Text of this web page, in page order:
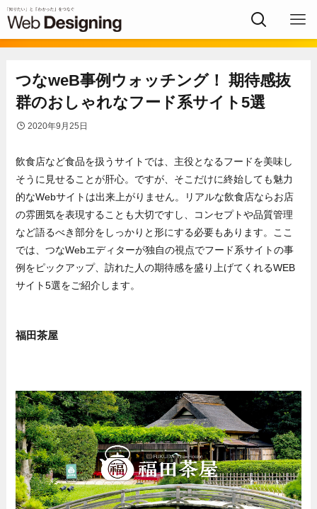
つなweB事例ウォッチング！ 期待感抜
群のおしゃれなフード系サイト5選
2020年9月25日
飲食店など食品を扱うサイトでは、主役となるフードを美味し
そうに見せることが肝心。ですが、そこだけに終始しても魅力
的なWebサイトは出来上がりません。リアルな飲食店ならお店
の雰囲気を表現することも大切ですし、コンセプトや品質管理
など語るべき部分をしっかりと形にする必要もあります。ここ
では、つなWebエディターが独自の視点でフード系サイトの事
例をピックアップ、訪れた人の期待感を盛り上げてくれるWEB
サイト5選をご紹介します。
福田茶屋